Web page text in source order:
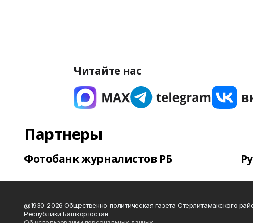
Читайте нас
Партнеры
Фотобанк журналистов РБ
@1930-2026 Общественно-политическая газета Стерлитамакского
Республики Башкортостан